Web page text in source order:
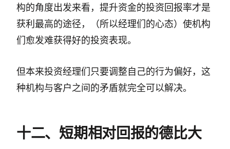
构的角度出发来看，提升资金的投资回报率才是
获利最高的途径，（所以经理们的心态）使机构
们愈发难获得好的投资表现。
但本来投资经理们只要调整自己的行为偏好，这
种机构与客户之间的矛盾就完全可以解决。
十二、短期相对回报的德比大